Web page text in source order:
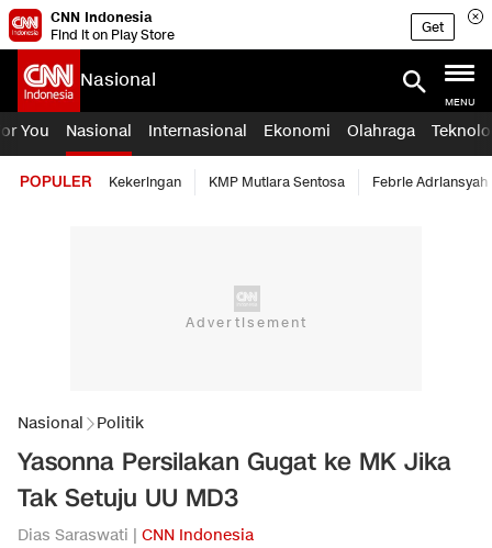
CNN Indonesia
Find it on Play Store
Get
Nasional
MENU
You Nasional Internasional Ekonomi Olahraga
POPULER Kekeringan KMP Mutiara Sentosa Febrie Adriansyah
Nasional Politik
Yasonna Persilakan Gugat ke MK Jika
Tak Setuju UU MD3
Dias Saraswati | CNN Indonesia